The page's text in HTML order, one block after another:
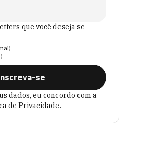
que você deseja se
se
dados, eu concordo com a
de Privacidade.